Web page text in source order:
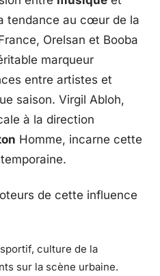
tendance au cœur de la
Orelsan et Booba
marqueur
entre artistes et
saison. Virgil Abloh,
à la direction
Homme, incarne cette
de cette influence
culture de la
sur la scène urbaine.